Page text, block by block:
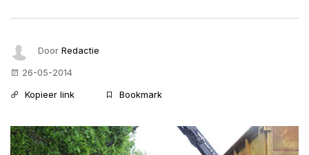
Door Redactie
26-05-2014
Kopieer link
Bookmark